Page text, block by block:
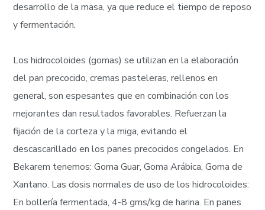
desarrollo de la masa, ya que reduce el tiempo de reposo
y fermentación.
Los hidrocoloides (gomas) se utilizan en la elaboración
del pan precocido, cremas pasteleras, rellenos en
general, son espesantes que en combinación con los
mejorantes dan resultados favorables. Refuerzan la
fijación de la corteza y la miga, evitando el
descascarillado en los panes precocidos congelados. En
Bekarem tenemos: Goma Guar, Goma Arábica, Goma de
Xantano. Las dosis normales de uso de los hidrocoloides:
En bollería fermentada, 4-8 gms/kg de harina. En panes